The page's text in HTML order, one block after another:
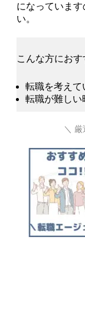
になっていま
い。
こんな方におす
転職を考えて
転職が難しい
＼